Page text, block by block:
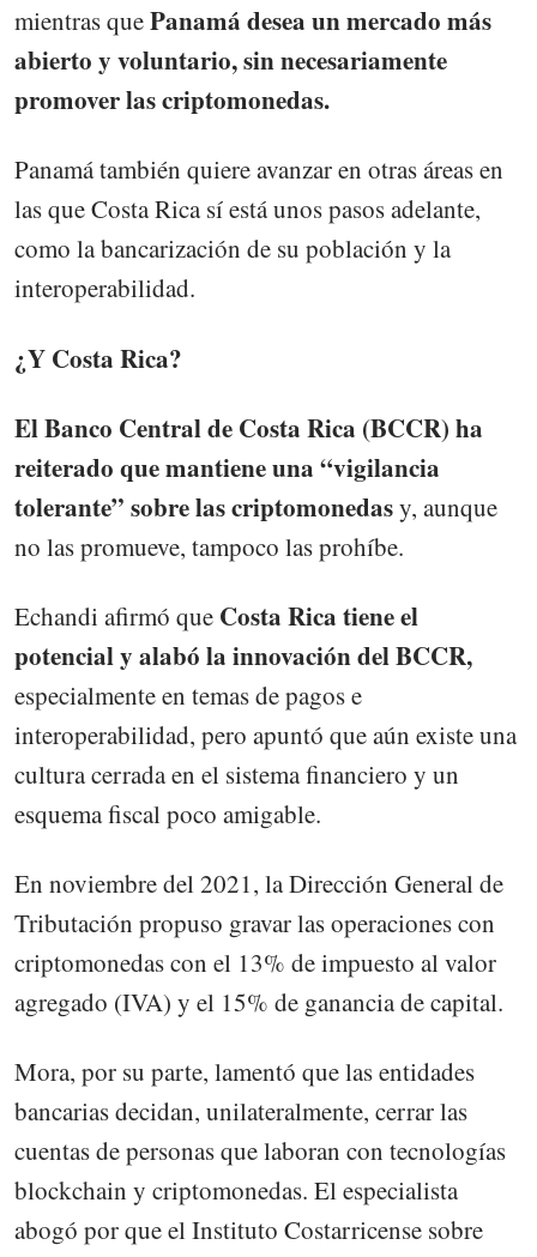
mientras quePanamá desea un mercado más
abierto y voluntario, sin necesariamente
promover las criptomonedas.
Panamá también quiere avanzar en otras áreas en
las que Costa Rica sí está unos pasos adelante,
como la bancarización de su población y la
interoperabilidad.
¿Y Costa Rica?
El Banco Central de Costa Rica (BCCR) ha
reiterado que mantiene una “vigilancia
tolerante” sobre las criptomonedasy, aunque
no las promueve, tampoco las prohíbe.
Echandi afirmó que Costa Rica tiene el
potencial y alabó la innovación del BCCR,
especialmente en temas de pagos e
interoperabilidad, pero apuntó que aún existe una
cultura cerrada en el sistema financiero y un
esquema fiscal poco amigable.
En noviembre del 2021, la Dirección General de
Tributación propuso gravar las operaciones con
criptomonedas con el 13% de impuesto al valor
agregado (IVA) y el 15% de ganancia de capital.
Mora, por su parte, lamentó que las entidades
bancarias decidan, unilateralmente, cerrar las
cuentas de personas que laboran con tecnologías
blockchain y criptomonedas. El especialista
abogó por que el Instituto Costarricense sobre